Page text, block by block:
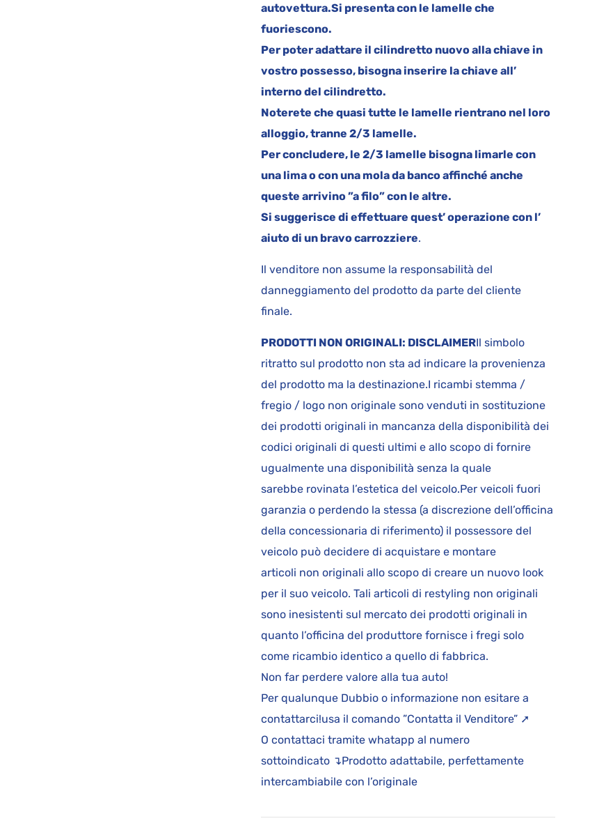
autovettura.Si presenta con le lamelle che
fuoriescono.
Per poter adattare il cilindretto nuovo alla chiave in
vostro possesso, bisogna inserire la chiave all’
interno del cilindretto.
Noterete che quasi tutte le lamelle rientrano nel loro
alloggio, tranne 2/3 lamelle.
Per concludere, le 2/3 lamelle bisogna limarle con
una lima o con una mola da banco affinché anche
queste arrivino ”a filo” con le altre.
Si suggerisce di effettuare quest’ operazione con l’
aiuto di un bravo carrozziere.
Il venditore non assume la responsabilità del
danneggiamento del prodotto da parte del cliente
finale.
PRODOTTI NON ORIGINALI: DISCLAIMERIl simbolo
ritratto sul prodotto non sta ad indicare la provenienza
del prodotto ma la destinazione.I ricambi stemma /
fregio / logo non originale sono venduti in sostituzione
dei prodotti originali in mancanza della disponibilità dei
codici originali di questi ultimi e allo scopo di fornire
ugualmente una disponibilità senza la quale
sarebbe rovinata l’estetica del veicolo.Per veicoli fuori
garanzia o perdendo la stessa (a discrezione dell’officina
della concessionaria di riferimento) il possessore del
veicolo può decidere di acquistare e montare
articoli non originali allo scopo di creare un nuovo look
per il suo veicolo. Tali articoli di restyling non originali
sono inesistenti sul mercato dei prodotti originali in
quanto l’officina del produttore fornisce i fregi solo
come ricambio identico a quello di fabbrica.
Non far perdere valore alla tua auto!
Per qualunque Dubbio o informazione non esitare a
contattarci!usa il comando ”Contatta il Venditore” ➚
O contattaci tramite whatapp al numero
sottoindicato ↴Prodotto adattabile, perfettamente
intercambiabile con l’originale